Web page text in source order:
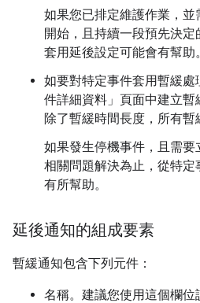
如果您已排定維護作業，
開始，且持續一段預先決
套用延後設定可能會有幫助。
如要對特定事件套用暫緩
件詳細資料」 頁面中建立暫
除了暫緩時間長度，所有暫
如果發生停機事件，且需
相關問題解決為止，從特
有所幫助。
延後通知的組成要素
暫緩通知包含下列元件：
名稱。建議您使用這個欄位